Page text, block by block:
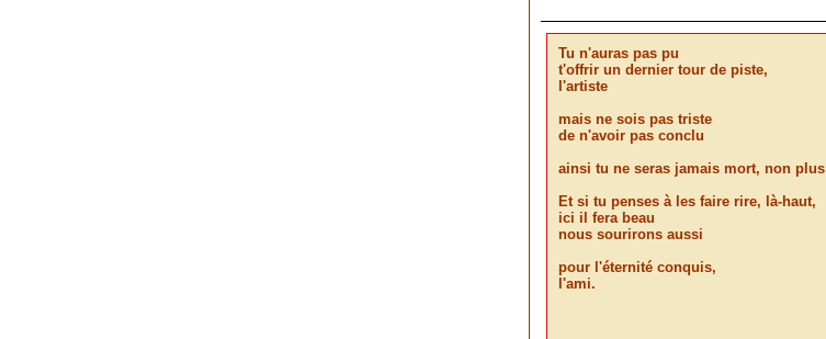
Tu n'auras pas pu
t'offrir un dernier tour de piste,
l'artiste
mais ne sois pas triste
de n'avoir pas conclu
ainsi tu ne seras jamais mort, non plus
Et si tu penses à les faire rire, là-haut,
ici il fera beau
nous sourirons aussi
pour l'éternité conquis,
l'ami.